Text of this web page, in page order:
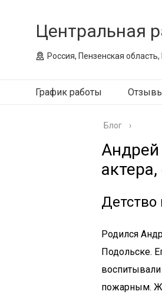
Центральная
Россия, Пензенская
График работы
Блог ›
Детство
Родился
Подольске.
пожарным.